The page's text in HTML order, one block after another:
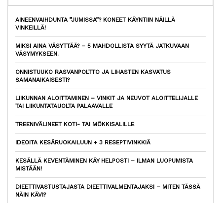
AINEENVAIHDUNTA ”JUMISSA”? KONEET KÄYNTIIN NÄILLÄ
VINKEILLÄ!
MIKSI AINA VÄSYTTÄÄ? – 5 MAHDOLLISTA SYYTÄ JATKUVAAN
VÄSYMYKSEEN.
ONNISTUUKO RASVANPOLTTO JA LIHASTEN KASVATUS
SAMANAIKAISESTI?
LIIKUNNAN ALOITTAMINEN – VINKIT JA NEUVOT ALOITTELIJALLE
TAI LIIKUNTATAUOLTA PALAAVALLE
TREENIVÄLINEET KOTI- TAI MÖKKISALILLE
IDEOITA KESÄRUOKAILUUN + 3 RESEPTIVINKKIÄ
KESÄLLÄ KEVENTÄMINEN KÄY HELPOSTI – ILMAN LUOPUMISTA
MISTÄÄN!
DIEETTIVASTUSTAJASTA DIEETTIVALMENTAJAKSI – MITEN TÄSSÄ
NÄIN KÄVI?